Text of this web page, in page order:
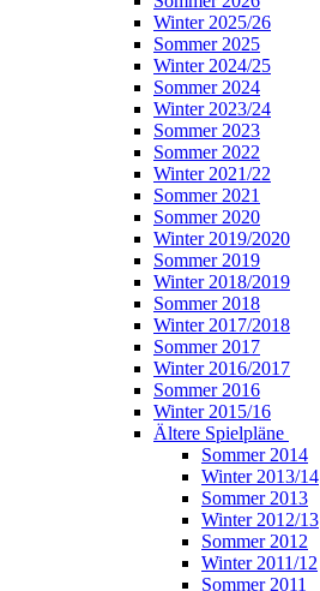
Winter 2025/26
Sommer 2025
Winter 2024/25
Sommer 2024
Winter 2023/24
Sommer 2023
Sommer 2022
Winter 2021/22
Sommer 2021
Sommer 2020
Winter 2019/2020
Sommer 2019
Winter 2018/2019
Sommer 2018
Winter 2017/2018
Sommer 2017
Winter 2016/2017
Sommer 2016
Winter 2015/16
Ältere Spielpläne
Sommer 2014
Winter 2013/14
Sommer 2013
Winter 2012/13
Sommer 2012
Winter 2011/12
Sommer 2011